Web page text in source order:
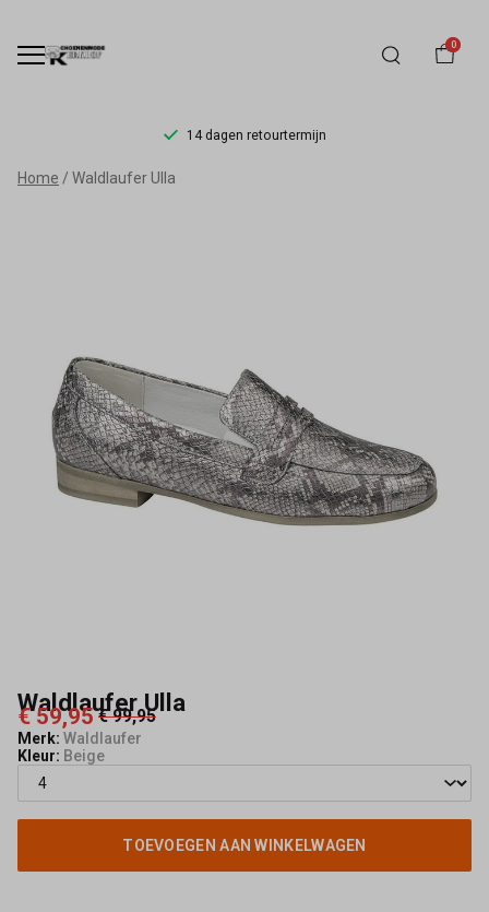
0
14 dagen retourtermijn
Waldlaufer
Kerkhof
Home Waldlaufer Ulla
Waldlaufer Ulla
€ 59,95 € 99,95
Merk: Waldlaufer
Kleur: Beige
TOEVOEGEN AAN WINKELWAGEN